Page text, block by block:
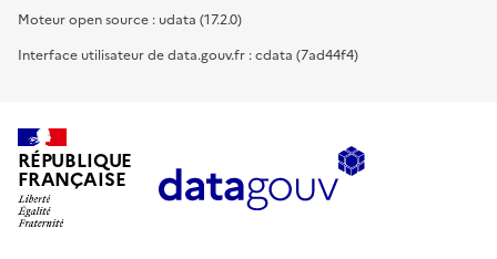
Moteur open source : udata (17.2.0)
Interface utilisateur de data.gouv.fr : cdata (7ad44f4)
RÉPUBLIQUE
FRANÇAISE